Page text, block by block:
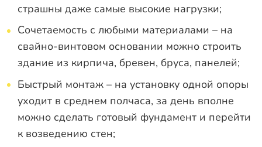
страшны даже самые высокие нагрузки;
Сочетаемость с любыми материалами – на
свайно-винтовом основании можно строить
здание из кирпича, бревен, бруса, панелей;
Быстрый монтаж – на установку одной опоры
уходит в среднем полчаса, за день вполне
можно сделать готовый фундамент и перейти
к возведению стен;